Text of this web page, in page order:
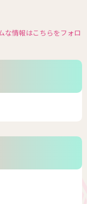
る方にこそ着て欲し
ションの１つです。
胴に作るのが一番綺
短くして着る前提な
な情報はこちらをフォロ